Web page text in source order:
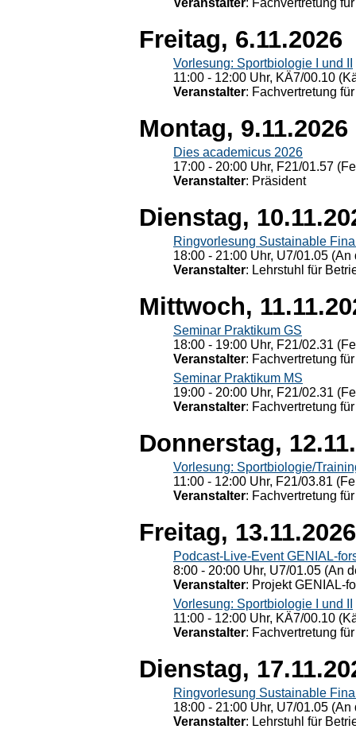
Veranstalter: Fachvertretung
Freitag, 6.11.2026
Vorlesung: Sportbiologie I und II
11:00 - 12:00 Uhr, KÄ7/00.10
Veranstalter: Fachvertretung
Montag, 9.11.2026
Dies academicus 2026
17:00 - 20:00 Uhr, F21/01.57
Veranstalter: Präsident
Dienstag,
Ringvorlesung Sustainable
18:00 - 21:00 Uhr, U7/01.05
Veranstalter: Lehrstuhl für
Mittwoch,
Seminar Praktikum GS
18:00 - 19:00 Uhr, F21/02.31
Veranstalter: Fachvertretung
Seminar Praktikum MS
19:00 - 20:00 Uhr, F21/02.31
Veranstalter: Fachvertretung
Donnerstag,
Vorlesung: Sportbiologie/
11:00 - 12:00 Uhr, F21/03.81
Veranstalter: Fachvertretung
Freitag, 13.11.2026
Podcast-Live-Event GENIAL-
8:00 - 20:00 Uhr, U7/01.05 (An
Veranstalter: Projekt GENIAL-
Vorlesung: Sportbiologie I und II
11:00 - 12:00 Uhr, KÄ7/00.10
Veranstalter: Fachvertretung
Dienstag,
Ringvorlesung Sustainable
18:00 - 21:00 Uhr, U7/01.05
Veranstalter: Lehrstuhl für